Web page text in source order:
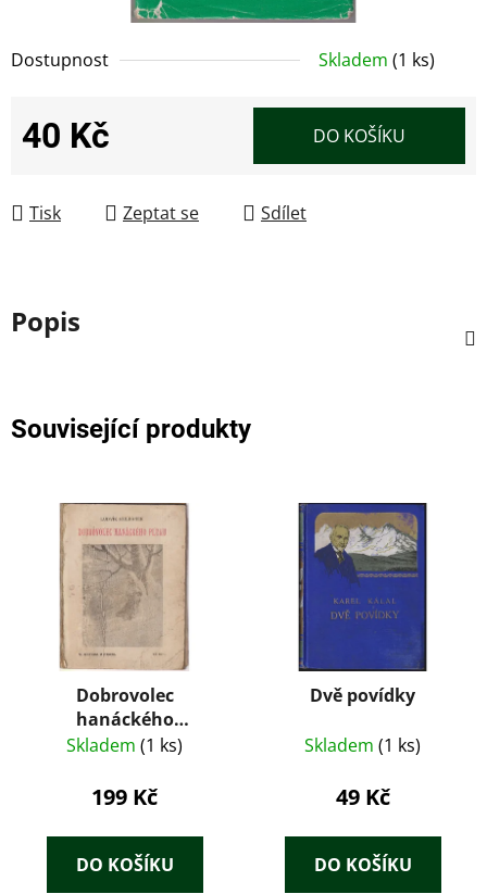
Dostupnost Skladem (1 ks)
40 Kč DO KOŠÍKU
Tisk Zeptat se Sdílet
Popis
Související produkty
Dobrovolec
hanáckého
pluku+Martin
Skladem (1 ks)
199 Kč
DO KOŠÍKU
Dvě povídky
Skladem (1 ks)
49 Kč
DO KOŠÍKU